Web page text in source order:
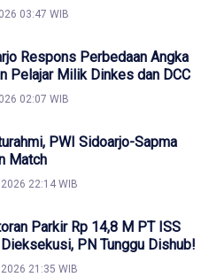
03:47 WIB
Respons Perbedaan Angka
Pelajar Milik Dinkes dan DCC
02:07 WIB
PWI Sidoarjo-Sapma
Match
22:14 WIB
Parkir Rp 14,8 M PT ISS
PN Tunggu Dishub!
21:35 WIB